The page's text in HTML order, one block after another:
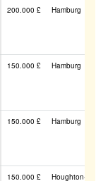
200.000 £ Hamburg
150.000 £ Hamburg
150.000 £ Hamburg
150.000 £
Houghton-